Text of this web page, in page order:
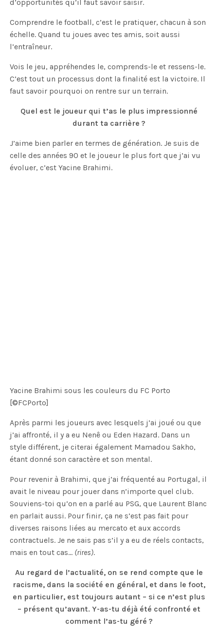
d’opportunités qu’il faut savoir saisir.
Comprendre le football, c’est le pratiquer, chacun à son
échelle. Quand tu joues avec tes amis, soit aussi
l’entraîneur.
Vois le jeu, appréhendes le, comprends-le et ressens-le.
C’est tout un processus dont la finalité est la victoire. Il
faut savoir pourquoi on rentre sur un terrain.
Quel est le joueur qui t’as le plus impressionné
durant ta carrière ?
J’aime bien parler en termes de génération. Je suis de
celle des années 90 et le joueur le plus fort que j’ai vu
évoluer, c’est Yacine Brahimi.
Yacine Brahimi sous les couleurs du FC Porto
[©FCPorto]
Après parmi les joueurs avec lesquels j’ai joué ou que
j’ai affronté, il y a eu Nenê ou Eden Hazard. Dans un
style différent, je citerai également Mamadou Sakho,
étant donné son caractère et son mental.
Pour revenir à Brahimi, que j’ai fréquenté au Portugal, il
avait le niveau pour jouer dans n’importe quel club.
Souviens-toi qu’on en a parlé au PSG, que Laurent Blanc
en parlait aussi. Pour finir, ça ne s’est pas fait pour
diverses raisons liées au mercato et aux accords
contractuels. Je ne sais pas s’il y a eu de réels contacts,
mais en tout cas… (rires).
Au regard de l’actualité, on se rend compte que le
racisme, dans la société en général, et dans le foot,
en particulier, est toujours autant – si ce n’est plus
– présent qu’avant. Y-as-tu déjà été confronté et
comment l’as-tu géré ?